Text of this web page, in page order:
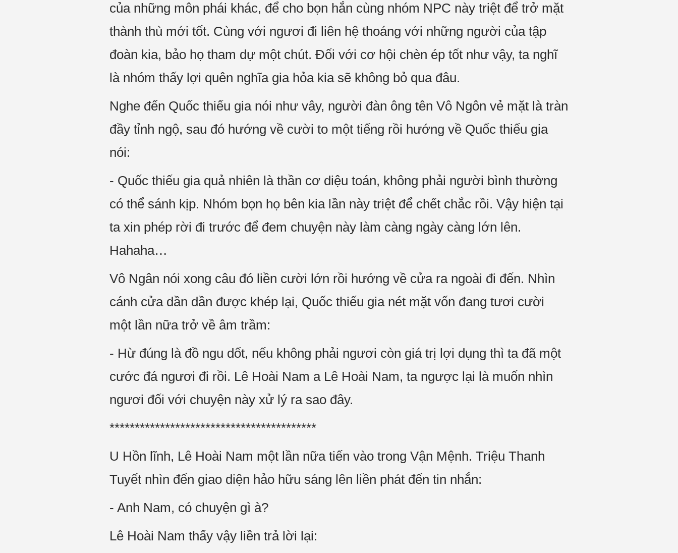
của những môn phái khác, để cho bọn hắn cùng nhóm NPC này triệt để trở mặt
thành thù mới tốt. Cùng với ngươi đi liên hệ thoáng với những người của tập
đoàn kia, bảo họ tham dự một chút. Đối với cơ hội chèn ép tốt như vậy, ta nghĩ
là nhóm thấy lợi quên nghĩa gia hỏa kia sẽ không bỏ qua đâu.
Nghe đến Quốc thiếu gia nói như vây, người đàn ông tên Vô Ngôn vẻ mặt là tràn
đầy tỉnh ngộ, sau đó hướng về cười to một tiếng rồi hướng về Quốc thiếu gia
nói:
- Quốc thiếu gia quả nhiên là thần cơ diệu toán, không phải người bình thường
có thể sánh kịp. Nhóm bọn họ bên kia lần này triệt để chết chắc rồi. Vậy hiện tại
ta xin phép rời đi trước để đem chuyện này làm càng ngày càng lớn lên.
Hahaha…
Vô Ngân nói xong câu đó liền cười lớn rồi hướng về cửa ra ngoài đi đến. Nhìn
cánh cửa dần dần được khép lại, Quốc thiếu gia nét mặt vốn đang tươi cười
một lần nữa trở về âm trầm:
- Hừ đúng là đồ ngu dốt, nếu không phải ngươi còn giá trị lợi dụng thì ta đã một
cước đá ngươi đi rồi. Lê Hoài Nam a Lê Hoài Nam, ta ngược lại là muốn nhìn
ngươi đối với chuyện này xử lý ra sao đây.
*****************************************
U Hồn lĩnh, Lê Hoài Nam một lần nữa tiến vào trong Vận Mệnh. Triệu Thanh
Tuyết nhìn đến giao diện hảo hữu sáng lên liền phát đến tin nhắn:
- Anh Nam, có chuyện gì à?
Lê Hoài Nam thấy vậy liền trả lời lại: